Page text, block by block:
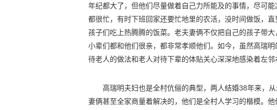
年纪都大了，但他们尽量做着自己力所能及的事情，尽可
都很忙，有时下班回家还要忙地里的农活，没时间做饭，
孩子们吃上热腾腾的饭菜。老夫妻俩不仅把自己的孩子带
小辈们都和他们很亲，都非常孝顺他们。如今，虽然高瑞
待老人的做法和老人对待下辈的体贴关心深深地感染着左邻
高瑞明夫妇也是全村伉俪的典型，两人结婚38年来，
妻俩甚至全家商量着解决的，他们是全村人学习的楷模。